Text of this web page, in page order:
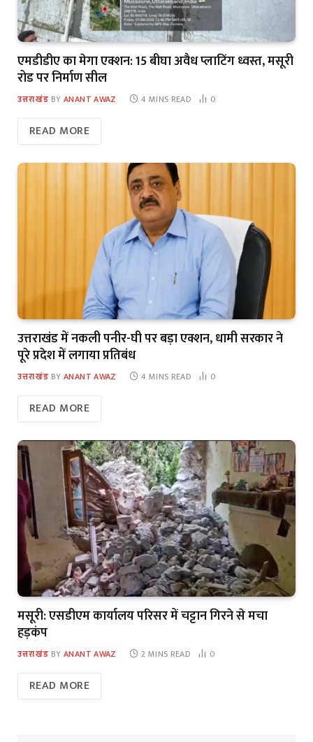
एमडीडीए का मेगा एक्शन: 15 बीघा अवैध प्लाटिंग ध्वस्त, मसूरी
रोड पर निर्माण सील
उत्तराखंड BY ANANT AWAZ 4 MINS READ 0
READ MORE
उत्तराखंड में नकली पनीर-घी पर बड़ा एक्शन, धामी सरकार ने
पूरे प्रदेश में लगाया प्रतिबंध
उत्तराखंड BY ANANT AWAZ 4 MINS READ 0
READ MORE
मसूरी: एसडीएम कार्यालय परिसर में चट्टान गिरने से मचा
हड़कंप
उत्तराखंड BY ANANT AWAZ 2 MINS READ 0
READ MORE